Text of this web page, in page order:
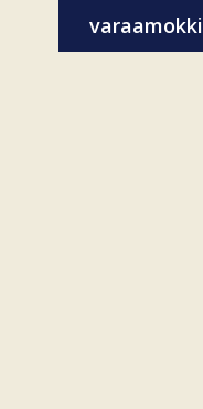
varaamokki